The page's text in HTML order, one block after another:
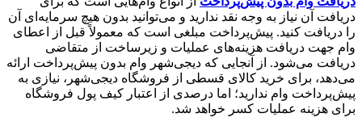
دریافت آن نیاز به وجه نقد ندارید و می‌توانید بدون هیچ سرمایه‌ای آن
را دریافت کنید. پیش‌پرداخت مبلغی است که معمولاً قبل از اعطای
وام جهت دریافت هزینه‌های عملیات و زیرساخت از متقاضی
دریافت می‌شود. از آنجایی که دیجی‌شهر وام بدون پیش‌پرداخت ارائه
می‌دهد، برای خرید کالای قسطی از فروشگاه دیجی‌شهر، نیازی به
پیش‌پرداخت وام ندارید؛ اما درصدی از اعتبار کیف پول فروشگاه
برای هزینه عملیات کسر خواهد شد.